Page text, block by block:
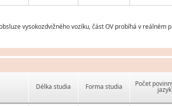
vysokozdvižného vozíku, část OV probíhá v
Délka studia Forma studia Počet